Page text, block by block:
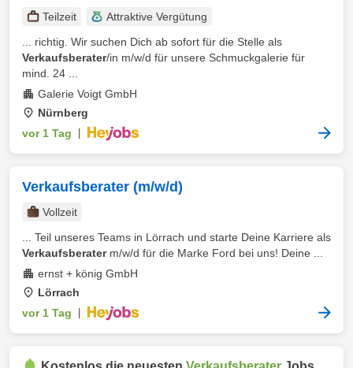
Teilzeit
Attraktive Vergütung
... richtig. Wir suchen Dich ab sofort für die Stelle als
Verkaufsberater/in m/w/d für unsere Schmuckgalerie für
mind. 24 ...
Galerie Voigt GmbH
Nürnberg
vor 1 Tag
Verkaufsberater (m/w/d)
Vollzeit
... Teil unseres Teams in Lörrach und starte Deine Karriere als
Verkaufsberaterm/w/d für die Marke Ford bei uns! Deine ...
ernst + könig GmbH
Lörrach
vor 1 Tag